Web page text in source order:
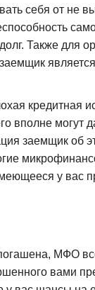
себя от не
Также для
кредитная
вполне могут
заемщик об
у вас
МФО
вами